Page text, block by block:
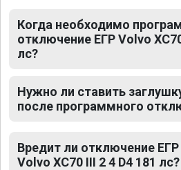
Когда необходимо
отключение ЕГР Volvo
лс?
Нужно ли ставить
после программного
Вредит ли отключение
Volvo XC70 III 2 4 D4 181 лс?